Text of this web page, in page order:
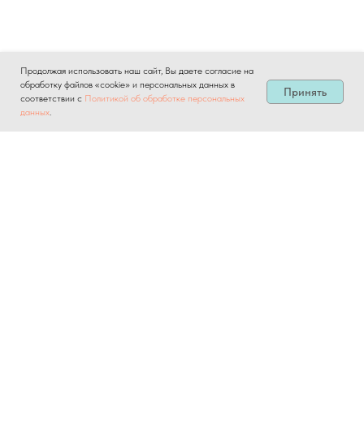
Продолжая использовать наш сайт, Вы даете согласие на
обработку файлов «cookie» и персональных данных в
соответствии с Политикой об обработке персональных
данных.
Принять